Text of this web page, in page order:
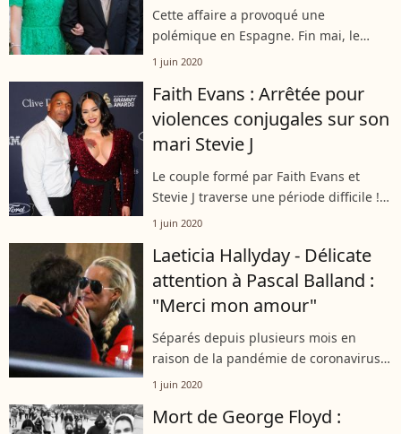
Cette affaire a provoqué une
polémique en Espagne. Fin mai, le
prince Joachim de Belgique a profité
C'est là qu'il aurait contracté le
coronavirus,...
1 juin 2020
Faith Evans : Arrêtée pour
violences conjugales sur son
mari Stevie J
Le couple formé par Faith Evans et
Stevie J traverse une période difficile !
La chanteuse a été arrêtée et inculpée
dispute avec son mari. Le DJ...
1 juin 2020
Laeticia Hallyday - Délicate
attention à Pascal Balland :
"Merci mon amour"
Séparés depuis plusieurs mois en
raison de la pandémie de coronavirus,
Laeticia Hallyday et son compagnon
d'entretenir la flamme. Cette fois-ci,
1 juin 2020
Mort de George Floyd :